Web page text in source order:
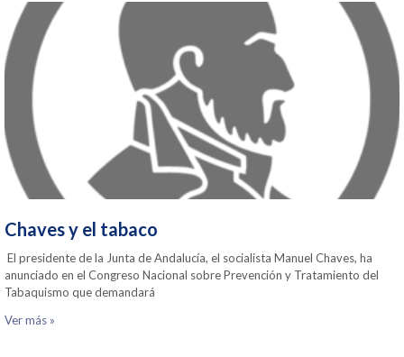
Chaves y el tabaco
El presidente de la Junta de Andalucía, el socialista Manuel Chaves, ha
anunciado en el Congreso Nacional sobre Prevención y Tratamiento del
Tabaquismo que demandará
Ver más »